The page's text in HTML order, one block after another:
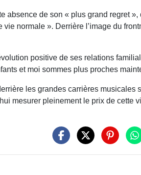
absence de son « plus grand regret
normale ». Derrière l’image du
positive de ses relations
et moi sommes plus proches
les grandes carrières
mesurer pleinement le prix de cette